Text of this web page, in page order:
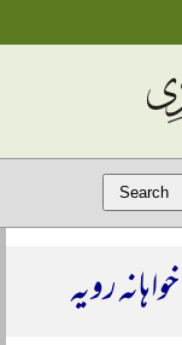
رویہ